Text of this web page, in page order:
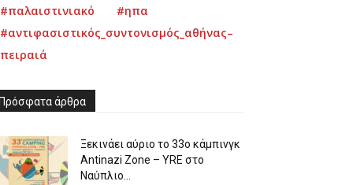
#παλαιστινιακό
#ηπα
#αντιφασιστικός_συντονισμός_αθήνας–
πειραιά
Πρόσφατα άρθρα
Ξεκινάει αύριο το 33ο κάμπινγκ
Antinazi Zone – YRE στο
Ναύπλιο...